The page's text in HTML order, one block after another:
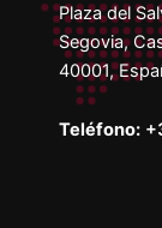
Plaza del
Segovia,
40001,
Teléfono: